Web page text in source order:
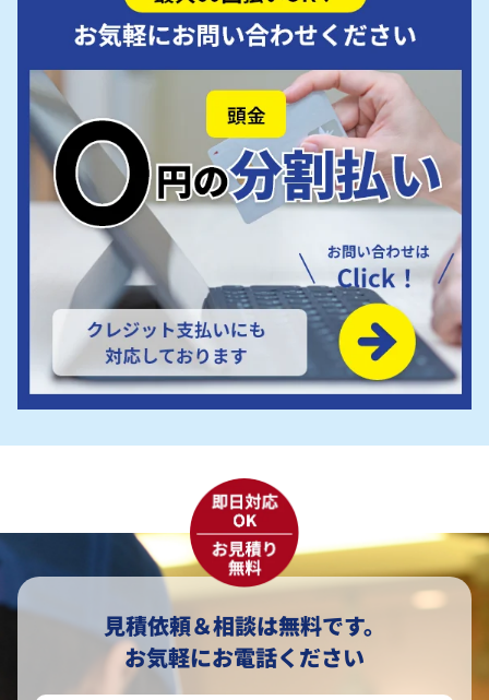
見積依頼＆相談は無料です。
お気軽にお電話ください